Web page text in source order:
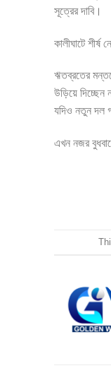
সূত্রের দাবি।
কালীঘাটে
ঋতব্রতের
উড়িয়ে দিচ্ছেন
যদিও নতুন দল
এখন নজর